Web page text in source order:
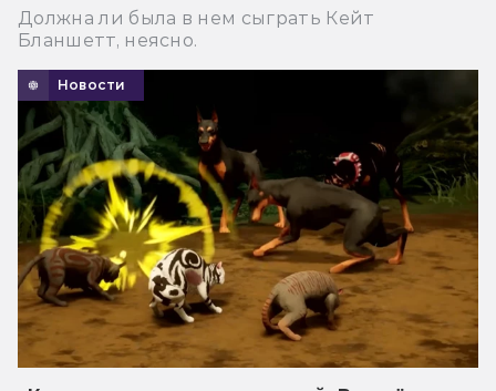
Должна ли была в нем сыграть Кейт
Бланшетт, неясно.
Новости